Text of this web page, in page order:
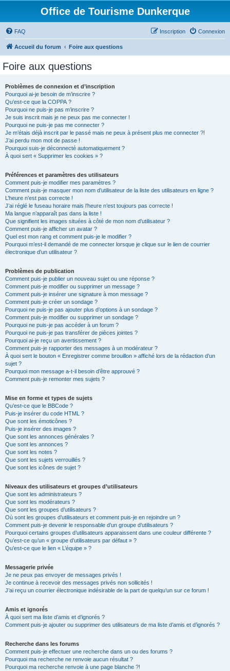
Office de Tourisme Dunkerque
FAQ Connexion
Inscription
Accueil du forum Foire aux questions
Foire aux questions
Problèmes de connexion et d’inscription
Pourquoi ai-je besoin de m’inscrire ?
Qu’est-ce que la COPPA ?
Pourquoi ne puis-je pas m’inscrire ?
Je suis inscrit mais je ne peux pas me connecter !
Pourquoi ne puis-je pas me connecter ?
Je m’étais déjà inscrit par le passé mais ne peux à présent plus me connecter ?!
J’ai perdu mon mot de passe !
Pourquoi suis-je déconnecté automatiquement ?
À quoi sert « Supprimer les cookies » ?
Préférences et paramètres des utilisateurs
Comment puis-je modifier mes paramètres ?
Comment puis-je masquer mon nom d’utilisateur de la liste des utilisateurs en ligne ?
L’heure n’est pas correcte !
J’ai réglé le fuseau horaire mais l’heure n’est toujours pas correcte !
Ma langue n’apparaît pas dans la liste !
Que signifient les images situées à côté de mon nom d’utilisateur ?
Comment puis-je afficher un avatar ?
Quel est mon rang et comment puis-je le modifier ?
Pourquoi m’est-il demandé de me connecter lorsque je clique sur le lien de courrier
électronique d’un utilisateur ?
Problèmes de publication
Comment puis-je publier un nouveau sujet ou une réponse ?
Comment puis-je modifier ou supprimer un message ?
Comment puis-je insérer une signature à mon message ?
Comment puis-je créer un sondage ?
Pourquoi ne puis-je pas ajouter plus d’options à un sondage ?
Comment puis-je modifier ou supprimer un sondage ?
Pourquoi ne puis-je pas accéder à un forum ?
Pourquoi ne puis-je pas transférer de pièces jointes ?
Pourquoi ai-je reçu un avertissement ?
Comment puis-je rapporter des messages à un modérateur ?
À quoi sert le bouton « Enregistrer comme brouillon » affiché lors de la rédaction d’un
sujet ?
Pourquoi mon message a-t-il besoin d’être approuvé ?
Comment puis-je remonter mes sujets ?
Mise en forme et types de sujets
Qu’est-ce que le BBCode ?
Puis-je insérer du code HTML ?
Que sont les émoticônes ?
Puis-je insérer des images ?
Que sont les annonces générales ?
Que sont les annonces ?
Que sont les notes ?
Que sont les sujets verrouillés ?
Que sont les icônes de sujet ?
Niveaux des utilisateurs et groupes d’utilisateurs
Que sont les administrateurs ?
Que sont les modérateurs ?
Que sont les groupes d’utilisateurs ?
Où sont les groupes d’utilisateurs et comment puis-je en rejoindre un ?
Comment puis-je devenir le responsable d’un groupe d’utilisateurs ?
Pourquoi certains groupes d’utilisateurs apparaissent dans une couleur différente ?
Qu’est-ce qu’un « groupe d’utilisateurs par défaut » ?
Qu’est-ce que le lien « L’équipe » ?
Messagerie privée
Je ne peux pas envoyer de messages privés !
Je continue à recevoir des messages privés non sollicités !
J’ai reçu un courrier électronique indésirable de la part de quelqu’un sur ce forum !
Amis et ignorés
À quoi sert ma liste d’amis et d’ignorés ?
Comment puis-je ajouter ou supprimer des utilisateurs de ma liste d’amis et d’ignorés ?
Recherche dans les forums
Comment puis-je effectuer une recherche dans un ou des forums ?
Pourquoi ma recherche ne renvoie aucun résultat ?
Pourquoi ma recherche renvoie à une page blanche ?!